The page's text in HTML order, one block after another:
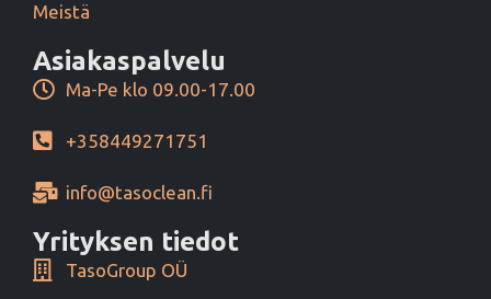
Meistä
Asiakaspalvelu
Ma-Pe klo 09.00-17.00
+358449271751
info@tasoclean.fi
Yrityksen tiedot
TasoGroup OÜ